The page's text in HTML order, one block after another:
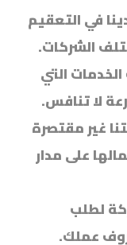
في التعقيم
الشركات.
التي
لا تنافس.
غير مقتصرة
على مدار
لطلب
عملك.